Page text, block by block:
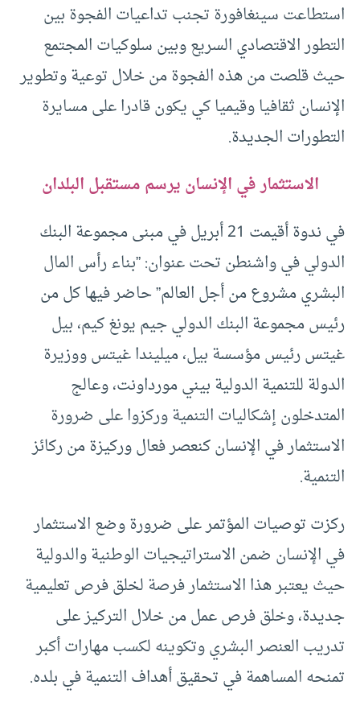
استطاعت سينغافورة تجنب تداعيات الفجوة بين
التطور الاقتصادي السريع وبين سلوكيات المجتمع
حيث قلصت من هذه الفجوة من خلال توعية وتطوير
الإنسان ثقافيا وقيميا كي يكون قادرا على مسايرة
التطورات الجديدة.
الاستثمار في الإنسان يرسم مستقبل البلدان
في ندوة أقيمت 21 أبريل في مبنى مجموعة البنك
الدولي في واشنطن تحت عنوان: ”بناء رأس المال
البشري مشروع من أجل العالم” حاضر فيها كل من
رئيس مجموعة البنك الدولي جيم يونغ كيم، بيل
غيتس رئيس مؤسسة بيل، ميليندا غيتس ووزيرة
الدولة للتنمية الدولية بيني مورداونت، وعالج
المتدخلون إشكاليات التنمية وركزوا على ضرورة
الاستثمار في الإنسان كنعصر فعال وركيزة من ركائز
التنمية.
ركزت توصيات المؤتمر على ضرورة وضع الاستثمار
في الإنسان ضمن الاستراتيجيات الوطنية والدولية
حيث يعتبر هذا الاستثمار فرصة لخلق فرص تعليمية
جديدة، وخلق فرص عمل من خلال التركيز على
تدريب العنصر البشري وتكوينه لكسب مهارات أكبر
تمنحه المساهمة في تحقيق أهداف التنمية في بلده.